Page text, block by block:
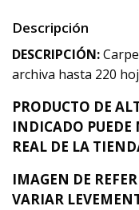
Descripción
DESCRIPCIÓN:
archiva hasta 220
PRODUCTO DE
INDICADO PUEDE
REAL DE LA
IMAGEN DE
VARIAR